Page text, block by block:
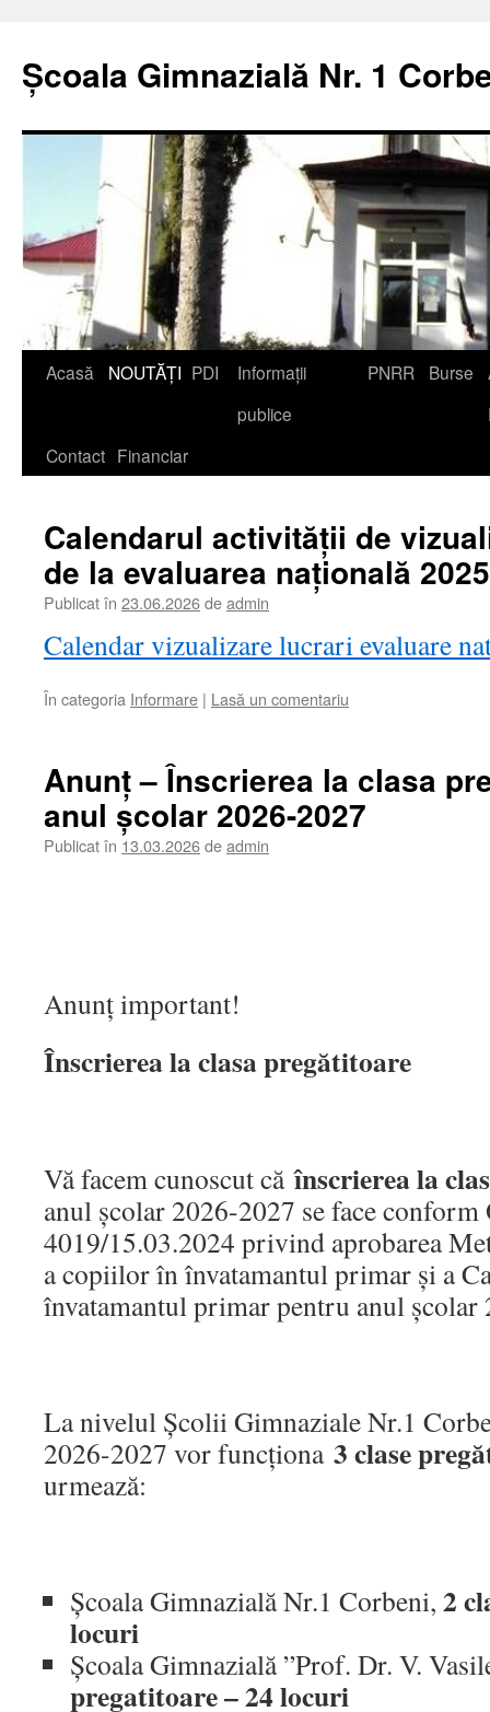
Școala Gimnazială Nr. 1
Acasă NOUTĂȚI PDI
Informații
publice
PNRR Burse
Contact Financiar
Calendarul activității de
de la evaluarea națională
Publicat în 23.06.2026deadmin
Calendar vizualizare lucrari evaluare
În categoria Informare | Lasă un comentariu
Anunț – Înscrierea la clasa
anul școlar 2026-2027
Publicat în 13.03.2026deadmin
Anunț important!
Înscrierea la clasa pregătitoare
Vă facem cunoscut căînscrierea la
anul școlar 2026-2027 se face
4019/15.03.2024 privind aprobarea
a copiilor în învatamantul primar și a
învatamantul primar pentru anul școlar
La nivelul Școlii Gimnaziale Nr.1
2026-2027 vor funcționa 3 clase
urmează:
Școala Gimnazială Nr.1 Corbeni, 2
locuri
Școala Gimnazială ”Prof. Dr. V.
pregatitoare – 24 locuri